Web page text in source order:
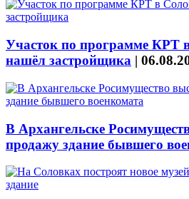
Участок по программе КРТ
нашёл застройщика |
В Архангельске
продажу здание бывшего